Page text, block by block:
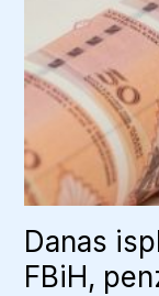
Danas
FBiH,